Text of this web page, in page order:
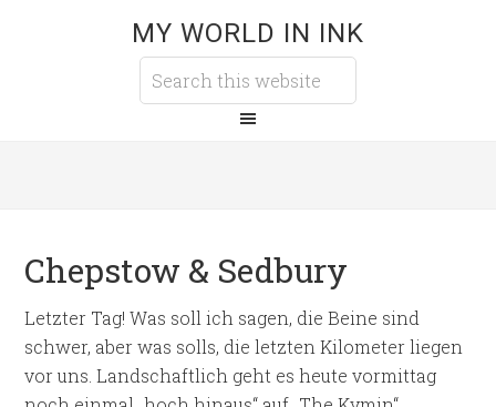
MY WORLD IN INK
Chepstow & Sedbury
Letzter Tag! Was soll ich sagen, die Beine sind
schwer, aber was solls, die letzten Kilometer liegen
vor uns. Landschaftlich geht es heute vormittag